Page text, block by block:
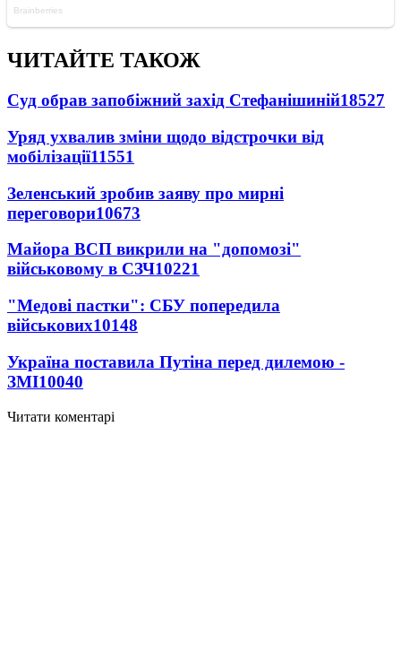
ЧИТАЙТЕ ТАКОЖ
Суд обрав запобіжний захід Стефанішиній18527
Уряд ухвалив зміни щодо відстрочки від
мобілізації11551
Зеленський зробив заяву про мирні
переговори10673
Майора ВСП викрили на "допомозі"
військовому в СЗЧ10221
"Медові пастки": СБУ попередила
військових10148
Україна поставила Путіна перед дилемою -
ЗМІ10040
Читати коментарі